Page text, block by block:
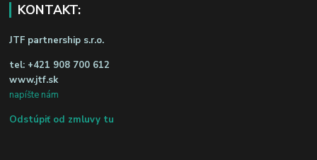
KONTAKT:
JTF partnership s.r.o.
tel: +421 908 700 612
www.jtf.sk
napíšte nám
Odstúpiť od zmluvy tu